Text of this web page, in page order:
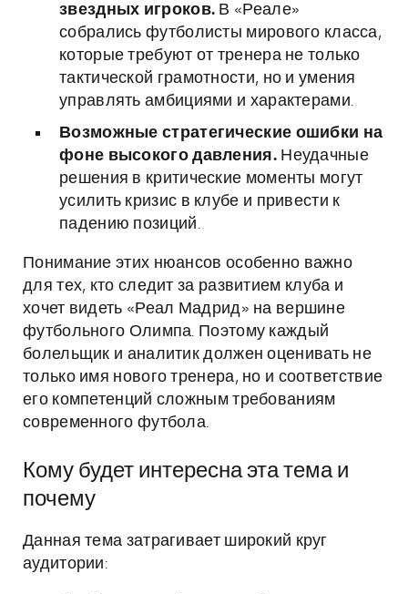
звездных игроков. В «Реале»
собрались футболисты мирового класса,
которые требуют от тренера не только
тактической грамотности, но и умения
управлять амбициями и характерами.
Возможные стратегические ошибки на
фоне высокого давления.Неудачные
решения в критические моменты могут
усилить кризис в клубе и привести к
падению позиций.
Понимание этих нюансов особенно важно
для тех, кто следит за развитием клуба и
хочет видеть «Реал Мадрид» на вершине
футбольного Олимпа. Поэтому каждый
болельщик и аналитик должен оценивать не
только имя нового тренера, но и соответствие
его компетенций сложным требованиям
современного футбола.
Кому будет интересна эта тема и
почему
Данная тема затрагивает широкий круг
аудитории: